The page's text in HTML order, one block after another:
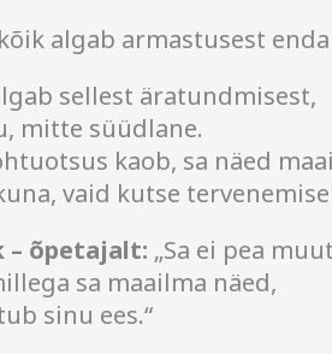
algab armastusest enda
sellest äratundmisest,
mitte süüdlane.
kaob, sa näed
vaid kutse
– õpetajalt: „Sa ei pea
sa maailma näed,
sinu ees.“